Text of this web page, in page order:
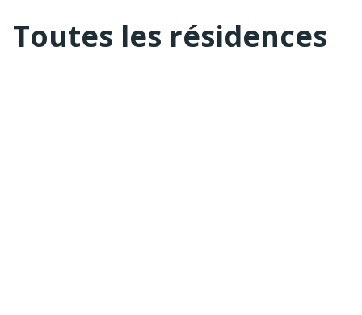
Toutes les résidences